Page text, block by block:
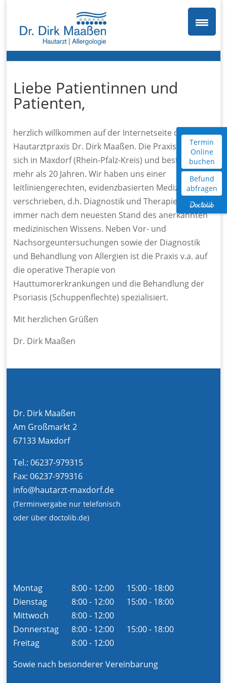
Liebe Patientinnen und
Patienten,
herzlich willkommen auf der Internetseite der
Hautarztpraxis Dr. Dirk Maaßen. Die Praxis befindet
sich in Maxdorf (Rhein-Pfalz-Kreis) und besteht seit
mehr als 20 Jahren. Wir haben uns einer
leitliniengerechten, evidenzbasierten Medizin
verschrieben, d.h. Diagnostik und Therapie erfolgen
immer nach dem neuesten Stand des anerkannten
medizinischen Wissens. Neben Vor- und
Nachsorgeuntersuchungen sowie der Diagnostik
und Behandlung von Allergien ist die Praxis v.a. auf
die operative Therapie von
Hauttumorerkrankungen und die Behandlung der
Psoriasis (Schuppenflechte) spezialisiert.
Mit herzlichen Grüßen
Dr. Dirk Maaßen
Dr. Dirk Maaßen
Am Großmarkt 2
67133 Maxdorf
Tel.: 06237-979315
Fax: 06237-979316
info@hautarzt-maxdorf.de
(Terminvergabe nur telefonisch
oder über doctolib.de)
Montag
Dienstag
Mittwoch
Donnerstag
Freitag
8:00 - 12:00
8:00 - 12:00
8:00 - 12:00
8:00 - 12:00
8:00 - 12:00
15:00 - 18:00
15:00 - 18:00
15:00 - 18:00
Sowie nach besonderer Vereinbarung
Termin
Online
buchen
Befund
abfragen